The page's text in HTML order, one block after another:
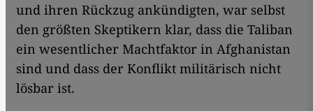
und ihren Rückzug ankündigten, war selbst
den größten Skeptikern klar, dass die Taliban
ein wesentlicher Machtfaktor in Afghanistan
sind und dass der Konflikt militärisch nicht
lösbar ist.